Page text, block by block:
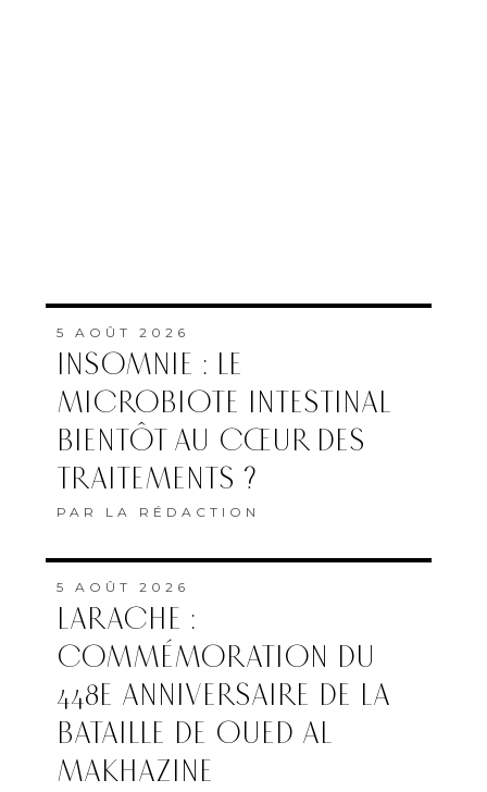
5 AOÛT 2026
INSOMNIE : LE
MICROBIOTE INTESTINAL
BIENTÔT AU CŒUR DES
TRAITEMENTS ?
PAR LA RÉDACTION
5 AOÛT 2026
LARACHE :
COMMÉMORATION DU
448E ANNIVERSAIRE DE LA
BATAILLE DE OUED AL
MAKHAZINE